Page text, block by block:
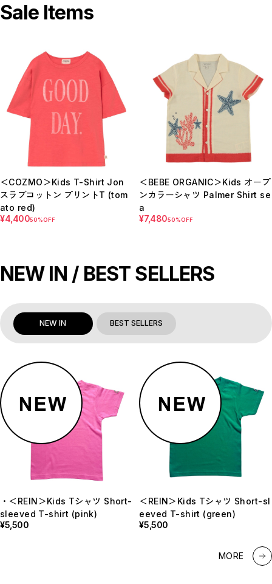
Sale Items
＜COZMO＞Kids T-Shirt Jon
スラブコットン プリントT (tom
ato red)
¥4,40050%OFF
＜BEBE ORGANIC＞Kids オープ
ンカラーシャツ Palmer Shirt se
a
¥7,48050%OFF
NEW IN / BEST SELLERS
NEW IN BEST SELLERS
・＜REIN＞Kids Tシャツ Short-
sleeved T-shirt (pink)
¥5,500
＜REIN＞Kids Tシャツ Short-sl
eeved T-shirt (green)
¥5,500
MORE
＜REIN＞ロケットペンダント Ro
cket Pendant (Oval or Heart)
¥23,100
＜REIN＞ロケットペンダント 細
ブロックチェーン Rocket Pend
ant with Box Chain(short or l